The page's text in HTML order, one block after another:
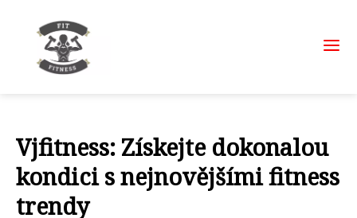
Vjfitness: Získejte dokonalou
kondici s nejnovějšími fitness
trendy